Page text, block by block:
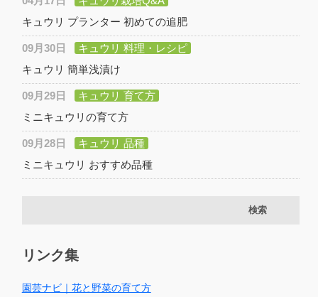
キュウリ プランター 初めての追肥
09月30日
キュウリ 料理・レシピ
キュウリ 簡単浅漬け
09月29日
キュウリ 育て方
ミニキュウリの育て方
09月28日
キュウリ 品種
ミニキュウリ おすすめ品種
リンク集
園芸ナビ｜花と野菜の育て方